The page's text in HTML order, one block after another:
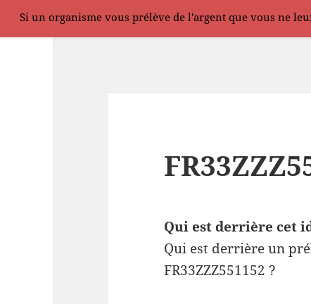
Qui est derrière cet
Qui est derrière un
FR33ZZZ551152 ?
Si un organisme vous prélève de l'argent que vous ne